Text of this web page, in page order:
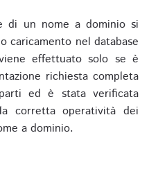
di un nome a dominio si
caricamento nel database
effettuato solo se è
richiesta completa
ed è stata verificata
corretta operatività dei
a dominio.